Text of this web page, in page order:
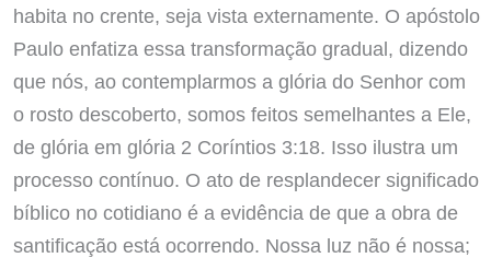
habita no crente, seja vista externamente. O apóstolo
Paulo enfatiza essa transformação gradual, dizendo
que nós, ao contemplarmos a glória do Senhor com
o rosto descoberto, somos feitos semelhantes a Ele,
de glória em glória 2 Coríntios 3:18. Isso ilustra um
processo contínuo. O ato de resplandecer significado
bíblico no cotidiano é a evidência de que a obra de
santificação está ocorrendo. Nossa luz não é nossa;